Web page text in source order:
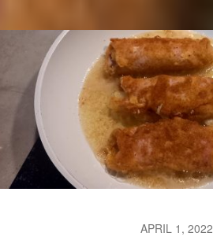
APRIL 1, 2022